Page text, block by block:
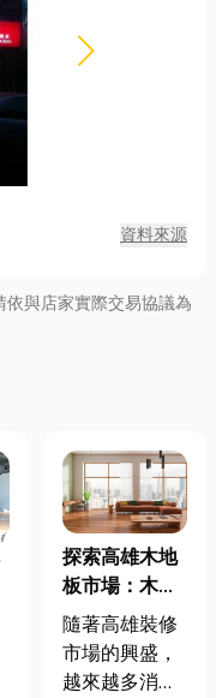
資料來源
與店家實際交易協議為
探索高雄木地
板市場：木質
地板種類解
析，讓居家裝
潢風格更
隨著高雄裝修
市場的興盛，
越來越多消費